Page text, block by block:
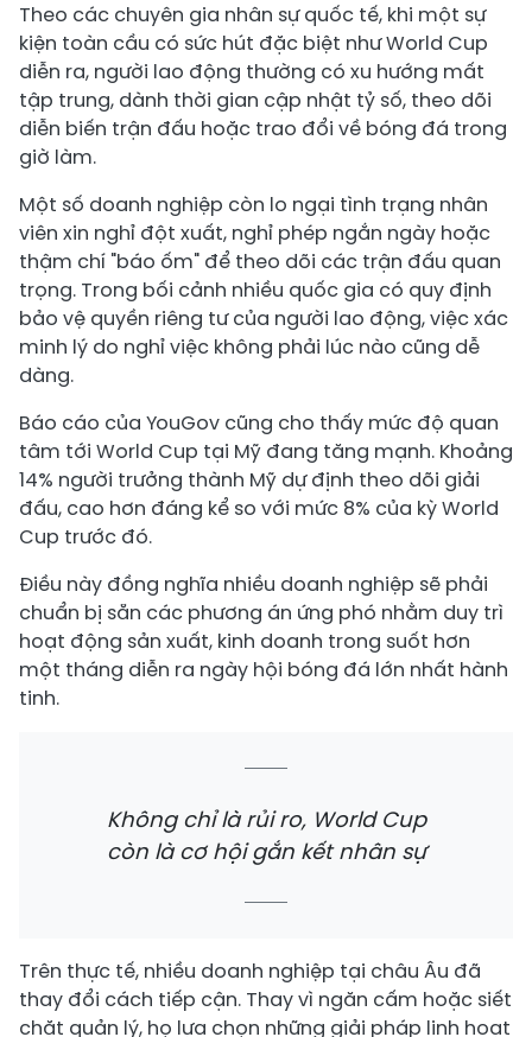
Theo các chuyên gia nhân sự quốc tế, khi một sự
kiện toàn cầu có sức hút đặc biệt như World Cup
diễn ra, người lao động thường có xu hướng mất
tập trung, dành thời gian cập nhật tỷ số, theo dõi
diễn biến trận đấu hoặc trao đổi về bóng đá trong
giờ làm.
Một số doanh nghiệp còn lo ngại tình trạng nhân
viên xin nghỉ đột xuất, nghỉ phép ngắn ngày hoặc
thậm chí "báo ốm" để theo dõi các trận đấu quan
trọng. Trong bối cảnh nhiều quốc gia có quy định
bảo vệ quyền riêng tư của người lao động, việc xác
minh lý do nghỉ việc không phải lúc nào cũng dễ
dàng.
Báo cáo của YouGov cũng cho thấy mức độ quan
tâm tới World Cup tại Mỹ đang tăng mạnh. Khoảng
14% người trưởng thành Mỹ dự định theo dõi giải
đấu, cao hơn đáng kể so với mức 8% của kỳ World
Cup trước đó.
Điều này đồng nghĩa nhiều doanh nghiệp sẽ phải
chuẩn bị sẵn các phương án ứng phó nhằm duy trì
hoạt động sản xuất, kinh doanh trong suốt hơn
một tháng diễn ra ngày hội bóng đá lớn nhất hành
tinh.
Không chỉ là rủi ro, World Cup
còn là cơ hội gắn kết nhân sự
Trên thực tế, nhiều doanh nghiệp tại châu Âu đã
thay đổi cách tiếp cận. Thay vì ngăn cấm hoặc siết
chặt quản lý, họ lựa chọn những giải pháp linh hoạt